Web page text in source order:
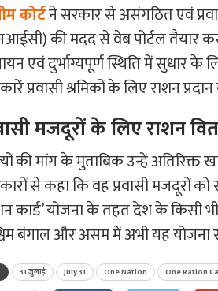
कोर्टने सरकार से असंगठित एवं
की मदद से वेब पोर्टल तैयार
एवं दुर्भाग्यपूर्ण स्थिति में सुधार
प्रवासी श्रमिकों के लिए राशन
मजदूरों के लिए राशन
की मांग के मुताबिक उन्हें अतिरिक्त
से कहा कि वह प्रवासी मजदूरों
कार्ड’ योजना के तहत देश के किसी
बंगाल और असम में अभी यह योजना
31 जुलाई July 31 One Nation One Ration